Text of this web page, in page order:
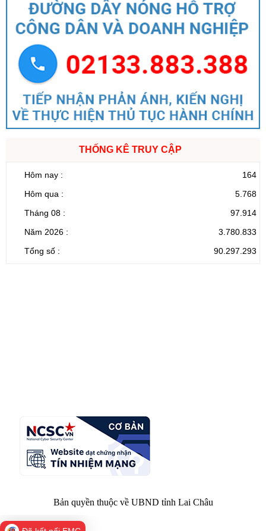
THỐNG KÊ TRUY CẬP
Hôm nay :
164
Hôm qua :
5.768
Tháng 08 :
97.914
Năm 2026 :
3.780.833
Tổng số :
90.297.293
Bản quyền thuộc về UBND tỉnh Lai Châu